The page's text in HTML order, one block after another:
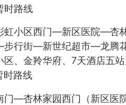
时路线
小区西门—新区医院—杏
行街—新世纪超市—龙腾
、金羚华府、7天酒店五站
时路线
—杏林家园西门（新区